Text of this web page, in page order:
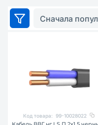
Сначала
Код товара: 99-10028022